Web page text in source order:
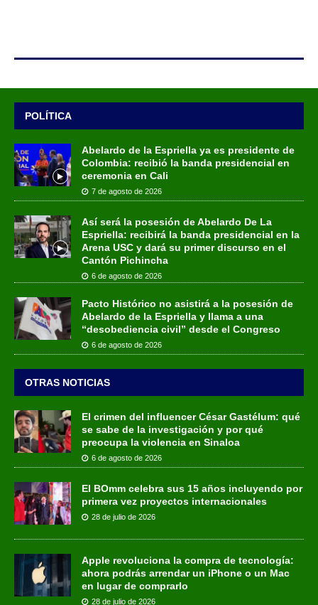
POLÍTICA
Abelardo de la Espriella ya es presidente de
Colombia: recibió la banda presidencial en
ceremonia en Cali
7 de agosto de 2026
Así será la posesión de Abelardo De La
Espriella: recibirá la banda presidencial en la
Arena USC y dará su primer discurso en el
Cantón Pichincha
6 de agosto de 2026
Pacto Histórico no asistirá a la posesión de
Abelardo de la Espriella y llama a una
“desobediencia civil” desde el Congreso
6 de agosto de 2026
OTRAS NOTICIAS
El crimen del influencer César Gastélum: qué
se sabe de la investigación y por qué
preocupa la violencia en Sinaloa
6 de agosto de 2026
El BOmm celebra sus 15 años incluyendo por
primera vez proyectos internacionales
28 de julio de 2026
Apple revoluciona la compra de tecnología:
ahora podrás arrendar un iPhone o un Mac
en lugar de comprarlo
28 de julio de 2026